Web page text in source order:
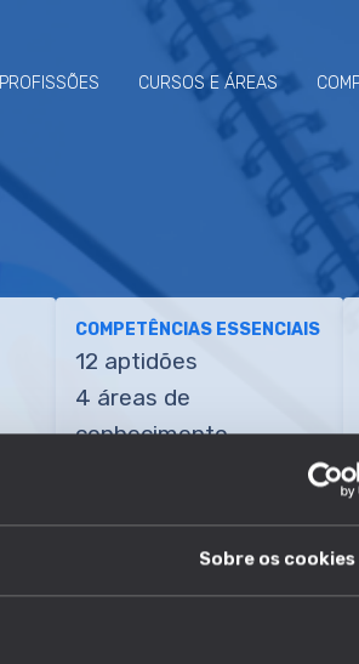
Sobre os cookies
PROFISSÕES CURSOS E ÁREAS
COMPETÊNCIAS ESSENCIAIS
12 aptidões
4 áreas de
conhecimento